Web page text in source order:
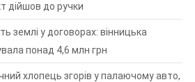
дійшов до ручки
землі у договорах: вінницька
понад 4,6 млн грн
хлопець згорів у палаючому авто,